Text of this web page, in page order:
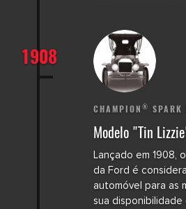
1908
CHAMPION® SPARK
Modelo "Tin
Lançado em 1908,
da Ford é
automóvel para as
sua